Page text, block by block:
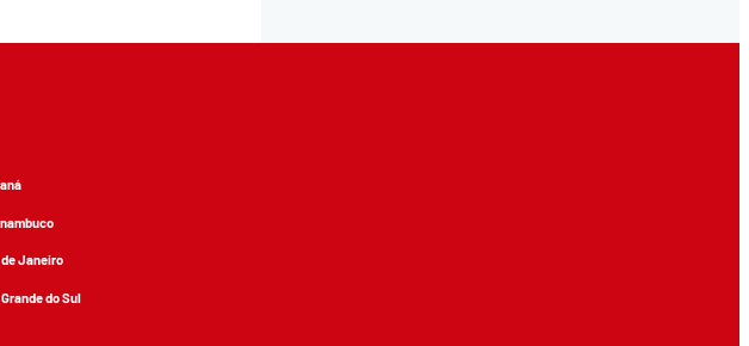
de Janeiro
do Sul